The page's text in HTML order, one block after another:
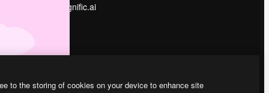
Ищете magnific.ai
to the storing of cookies on your device to enhance site